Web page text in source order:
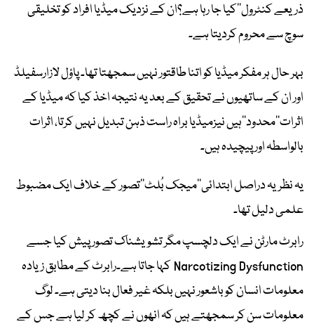
ذریعے کنٹرول‘‘کیا جا رہا ہے؟ان کے نزدیک میڈیا افراد کو تخلیقی
سوچ سے محروم کردیتا ہے۔
بہر حال ہر مفکر میڈیا کو اتنا طاقتور نہیں سمجھتا تھا۔ پاؤل لازارسفیلڈ
اور ان کے ساتھیوں نے تحقیق کے بعد یہ نتیجہ اخذ کیا کہ میڈیا کے
اثرات’’محدود‘‘ہیں نیزمیڈیا براہ راست ذہن تبدیل نہیں کرتا، اثرات
بالواسطہ اور پیچیدہ ہیں۔
یہ نظریہ دراصل ابتدائی‘‘میجک بُلٹ’’تصور کے خلاف ایک مضبوط
علمی دلیل تھا۔
رابرٹ مارٹن نے ایک دلچسپ مگر تشویشناک تصور پیش کیا جسے
Narcotizing Dysfunction کہا جاتا ہے۔رابرٹ کے مطابق زیادہ
معلومات انسان کو باشعور نہیں بلکہ غیر فعال بنا دیتی ہے۔ لوگ
معلومات سن کر سمجھتے ہیں کہ انھوں نے کچھ کر لیا ہے جس کے